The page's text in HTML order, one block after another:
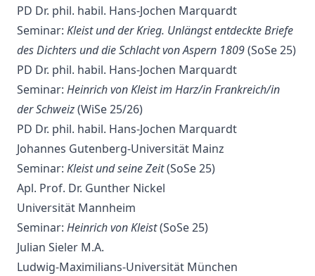
PD Dr. phil. habil. Hans-Jochen Marquardt
Seminar: Kleist und der Krieg. Unlängst entdeckte Briefe
des Dichters und die Schlacht von Aspern 1809(SoSe 25)
PD Dr. phil. habil. Hans-Jochen Marquardt
Seminar: Heinrich von Kleist im Harz/in Frankreich/in
der Schweiz(WiSe 25/26)
PD Dr. phil. habil. Hans-Jochen Marquardt
Johannes Gutenberg-Universität Mainz
Seminar: Kleist und seine Zeit(SoSe 25)
Apl. Prof. Dr. Gunther Nickel
Universität Mannheim
Seminar: Heinrich von Kleist(SoSe 25)
Julian Sieler M.A.
Ludwig-Maximilians-Universität München